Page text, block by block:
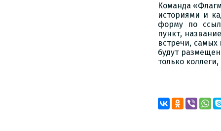
Команда
историями и
форму по
пункт,
встречи,
будут
только